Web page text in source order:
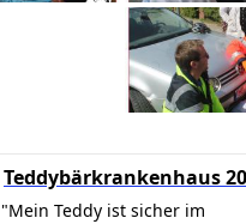
Teddybärkrankenhaus
"Mein Teddy ist sicher im